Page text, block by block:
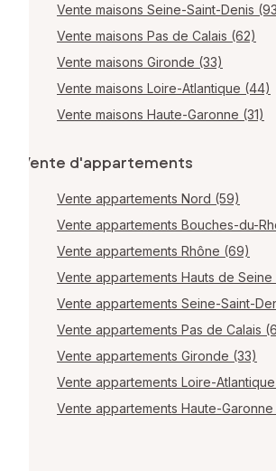
Vente maisons Seine-Saint-Denis
Vente maisons Pas de Calais (62)
Vente maisons Gironde (33)
Vente maisons Loire-Atlantique (44)
Vente maisons Haute-Garonne (31)
Vente d'appartements
Vente appartements Nord (59)
Vente appartements Bouches-du-
Vente appartements Rhône (69)
Vente appartements Hauts de Seine
Vente appartements Seine-Saint-
Vente appartements Pas de Calais
Vente appartements Gironde (33)
Vente appartements Loire-
Vente appartements Haute-Garonne